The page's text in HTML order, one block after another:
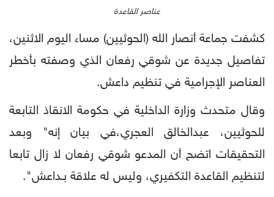
عناصر القاعدة
كشفت جماعة أنصار الله (الحوثيين) مساء اليوم الاثنين،
تفاصيل جديدة عن شوقي رفعان الذي وصفته بأخطر
العناصر الإجرامية في تنظيم داعش.
وقال متحدث وزارة الداخلية في حكومة الانقاذ التابعة
للحوثيين، عبدالخالق العجري،في بيان إنه" وبعد
التحقيقات اتضح أن المدعو شوقي رفعان لا زال تابعا
لتنظيم القاعدة التكفيري، وليس له علاقة بـداعش".